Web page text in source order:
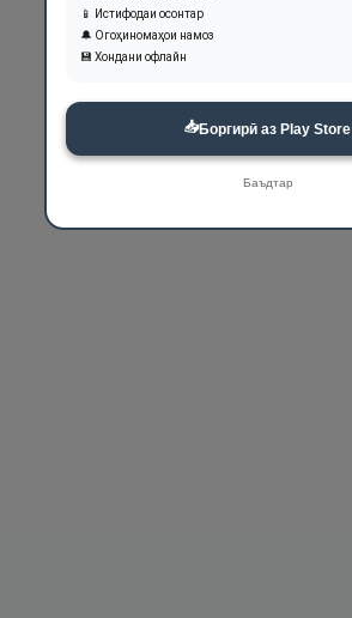
📱 Истифодаи осонтар
🔔 Огоҳиномаҳои намоз
💾 Хондани офлайн
📥Боргирӣ аз Play Store
Баъдтар